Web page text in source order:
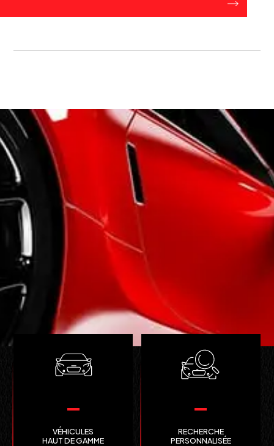
VÉHICULES
HAUT DE GAMME
RECHERCHE
PERSONNALISÉE